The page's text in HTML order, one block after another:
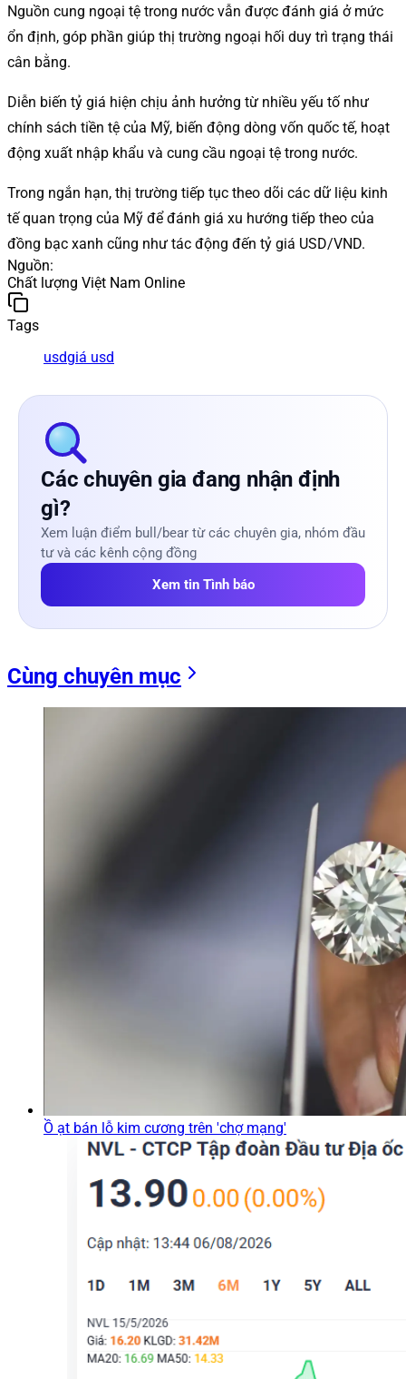
Nguồn cung ngoại tệ trong nước vẫn được đánh giá ở mức
ổn định, góp phần giúp thị trường ngoại hối duy trì trạng thái
cân bằng.
Diễn biến tỷ giá hiện chịu ảnh hưởng từ nhiều yếu tố như
chính sách tiền tệ của Mỹ, biến động dòng vốn quốc tế, hoạt
động xuất nhập khẩu và cung cầu ngoại tệ trong nước.
Trong ngắn hạn, thị trường tiếp tục theo dõi các dữ liệu kinh
tế quan trọng của Mỹ để đánh giá xu hướng tiếp theo của
đồng bạc xanh cũng như tác động đến tỷ giá USD/VND.
Nguồn:
Chất lượng Việt Nam Online
Tags
usdgiá usd
Các chuyên gia đang nhận định
gì?
Xem luận điểm bull/bear từ các chuyên gia, nhóm đầu
tư và các kênh cộng đồng
Xem tin Tình báo
Cùng chuyên mục
Ồ ạt bán lỗ kim cương trên 'chợ mạng'